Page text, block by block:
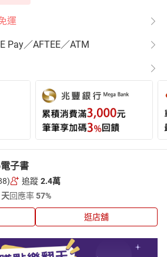
運
Pay／AFTEE／ATM
子書
追蹤 2.4萬
天回應率57%
逛店舖